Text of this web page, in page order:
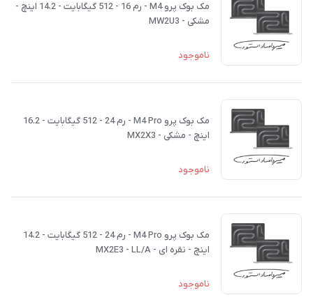
مک بوک پرو M4 - رم 16 - 512 گیگابایت - 14.2 اینچ -
مشکی - MW2U3
ناموجود
مک بوک پرو M4 Pro - رم 24 - 512 گیگابایت - 16.2
اینچ - مشکی - MX2X3
ناموجود
مک بوک پرو M4 Pro - رم 24 - 512 گیگابایت - 14.2
اینچ - نقره ای - MX2E3 - LL/A
ناموجود